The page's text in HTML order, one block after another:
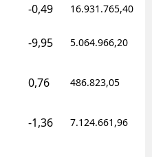
-0,49 16.931.765,40
-9,95 5.064.966,20
0,76 486.823,05
-1,36 7.124.661,96